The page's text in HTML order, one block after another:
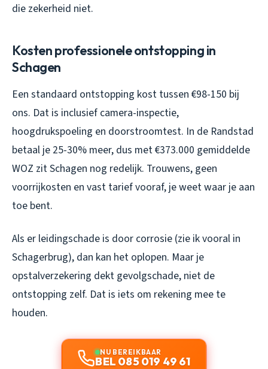
die zekerheid niet.
Kosten professionele ontstopping in
Schagen
Een standaard ontstopping kost tussen €98-150 bij
ons. Dat is inclusief camera-inspectie,
hoogdrukspoeling en doorstroomtest. In de Randstad
betaal je 25-30% meer, dus met €373.000 gemiddelde
WOZ zit Schagen nog redelijk. Trouwens, geen
voorrijkosten en vast tarief vooraf, je weet waar je aan
toe bent.
Als er leidingschade is door corrosie (zie ik vooral in
Schagerbrug), dan kan het oplopen. Maar je
opstalverzekering dekt gevolgschade, niet de
ontstopping zelf. Dat is iets om rekening mee te
houden.
NU BEREIKBAAR
BEL 085 019 49 61